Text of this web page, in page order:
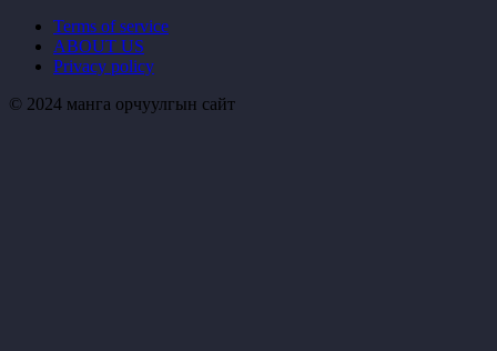
Terms of service
ABOUT US
Privacy policy
© 2024 манга орчуулгын сайт